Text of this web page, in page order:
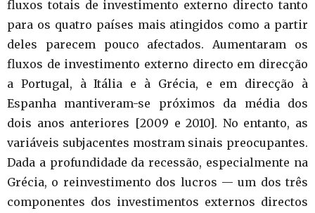
fluxos totais de investimento externo directo tanto
para os quatro países mais atingidos como a partir
deles parecem pouco afectados. Aumentaram os
fluxos de investimento externo directo em direcção
a Portugal, à Itália e à Grécia, e em direcção à
Espanha mantiveram-se próximos da média dos
dois anos anteriores [2009 e 2010]. No entanto, as
variáveis subjacentes mostram sinais preocupantes.
Dada a profundidade da recessão, especialmente na
Grécia, o reinvestimento dos lucros — um dos três
componentes dos investimentos externos directos